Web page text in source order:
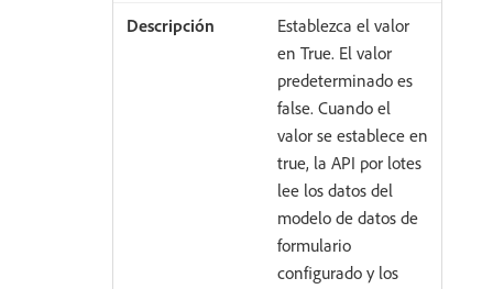
Establezca el valor
en True. El valor
predeterminado es
false. Cuando el
valor se establece en
true, la API por lotes
lee los datos del
modelo de datos de
formulario
configurado y los